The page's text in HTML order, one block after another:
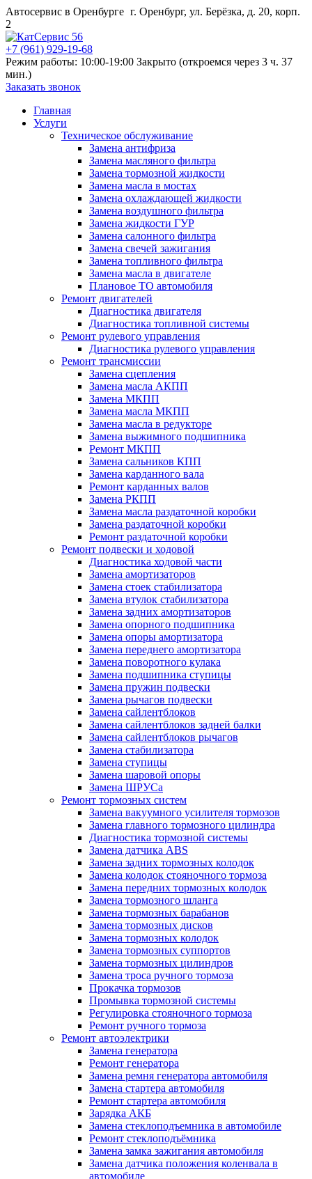
Автосервис в Оренбурге г. Оренбург, ул. Берёзка, д. 20, корп.
2
+7 (961) 929-19-68
Режим работы: 10:00-19:00 Закрыто (откроемся через 3 ч. 37
мин.)
Заказать звонок
Главная
Услуги
Техническое обслуживание
Замена антифриза
Замена масляного фильтра
Замена тормозной жидкости
Замена масла в мостах
Замена охлаждающей жидкости
Замена воздушного фильтра
Замена жидкости ГУР
Замена салонного фильтра
Замена свечей зажигания
Замена топливного фильтра
Замена масла в двигателе
Плановое ТО автомобиля
Ремонт двигателей
Диагностика двигателя
Диагностика топливной системы
Ремонт рулевого управления
Диагностика рулевого управления
Ремонт трансмиссии
Замена сцепления
Замена масла АКПП
Замена МКПП
Замена масла МКПП
Замена масла в редукторе
Замена выжимного подшипника
Ремонт МКПП
Замена сальников КПП
Замена карданного вала
Ремонт карданных валов
Замена РКПП
Замена масла раздаточной коробки
Замена раздаточной коробки
Ремонт раздаточной коробки
Ремонт подвески и ходовой
Диагностика ходовой части
Замена амортизаторов
Замена стоек стабилизатора
Замена втулок стабилизатора
Замена задних амортизаторов
Замена опорного подшипника
Замена опоры амортизатора
Замена переднего амортизатора
Замена поворотного кулака
Замена подшипника ступицы
Замена пружин подвески
Замена рычагов подвески
Замена сайлентблоков
Замена сайлентблоков задней балки
Замена сайлентблоков рычагов
Замена стабилизатора
Замена ступицы
Замена шаровой опоры
Замена ШРУСа
Ремонт тормозных систем
Замена вакуумного усилителя тормозов
Замена главного тормозного цилиндра
Диагностика тормозной системы
Замена датчика ABS
Замена задних тормозных колодок
Замена колодок стояночного тормоза
Замена передних тормозных колодок
Замена тормозного шланга
Замена тормозных барабанов
Замена тормозных дисков
Замена тормозных колодок
Замена тормозных суппортов
Замена тормозных цилиндров
Замена троса ручного тормоза
Прокачка тормозов
Промывка тормозной системы
Регулировка стояночного тормоза
Ремонт ручного тормоза
Ремонт автоэлектрики
Замена генератора
Ремонт генератора
Замена ремня генератора автомобиля
Замена стартера автомобиля
Ремонт стартера автомобиля
Зарядка АКБ
Замена стеклоподъемника в автомобиле
Ремонт стеклоподъёмника
Замена замка зажигания автомобиля
Замена датчика положения коленвала в
автомобиле